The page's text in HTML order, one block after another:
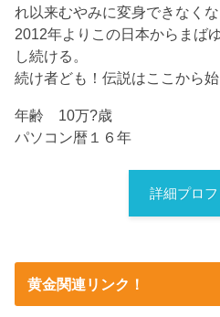
れ以来むやみに変身できなく
2012年よりこの日本からまば
し続ける。
続け者ども！伝説はここから始
年齢 10万?歳
パソコン暦１６年
詳細プロ
黄金関連リンク！